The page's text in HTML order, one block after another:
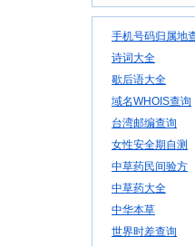
手机号码归属地
诗词大全
歇后语大全
域名WHOIS查询
台湾邮编查询
女性安全期自测
中草药民间验方
中草药大全
中华本草
世界时差查询